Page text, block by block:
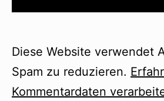
Diese Website verwendet
Spam zu reduzieren.
Kommentardaten